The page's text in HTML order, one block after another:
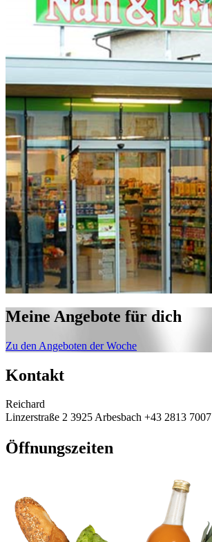
Meine Angebote für dich
Zu den Angeboten der Woche
Kontakt
Reichard
Linzerstraße 2 3925 Arbesbach +43 2813 7007
Öffnungszeiten